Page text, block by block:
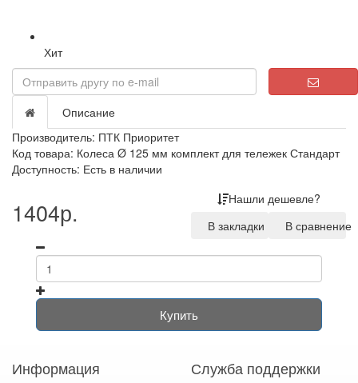
Loading...
Хит
Описание
Производитель: ПТК Приоритет
Код товара: Колеса Ø 125 мм комплект для тележек Стандарт
Доступность: Есть в наличии
1404р.
Нашли дешевле?
В закладки
В сравнение
Купить
Информация Служба поддержки